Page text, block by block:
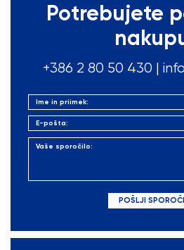
Potrebujete
+386 2 80 50 430 |